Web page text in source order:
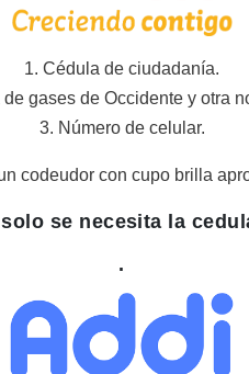
1. Cédula de ciudadanía.
gases de Occidente y otra
3. Número de celular.
codeudor con cupo brilla
se necesita la
.